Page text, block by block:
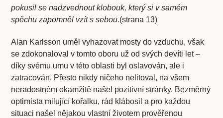
pokusil se nadzvednout klobouk, který si v samém
spěchu zapomněl vzít s sebou.(strana 13)
Alan Karlsson uměl vyhazovat mosty do vzduchu, však
se zdokonaloval v tomto oboru už od svých devíti let –
díky svému umu v této oblasti byl oslavován, ale i
zatracován. Přesto nikdy ničeho nelitoval, na všem
neradostném okamžitě našel pozitivní stránky. Bezměrný
optimista milující kořalku, rád klábosil a pro každou
situaci našel nějakou vlastní životem prověřenou